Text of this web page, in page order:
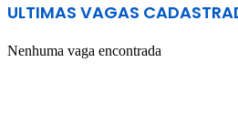
ULTIMAS VAGAS
Nenhuma vaga encontrada